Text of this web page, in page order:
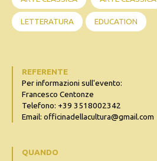
LETTERATURA EDUCATION
REFERENTE
Per informazioni sull'evento:
Francesco Centonze
Telefono: +39 3518002342
Email: officinadellacultura@gmail.com
QUANDO